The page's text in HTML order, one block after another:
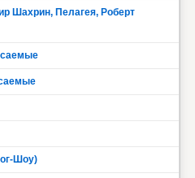
Шахрин, Пелагея, Роберт
Шоу)